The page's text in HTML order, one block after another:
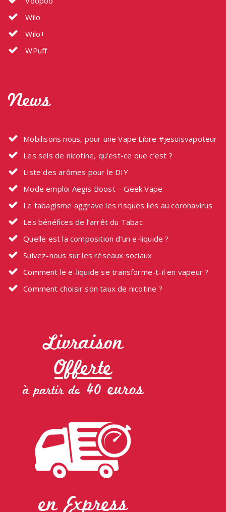
Wilo
Wilo+
WPuff
News
Mobilisons nous, pour une Vape Libre #jesuisvapoteur
Les sels de nicotine, qu’est-ce que c’est ?
Liste des arômes pour le DIY
Mode emploi Aegis Boost – Geek Vape
Le tabagisme aggrave les risques liés au coronavirus
Les bénéfices de l’arrêt du Tabac
Quelle est la composition d’un e-liquide ?
Suivez-nous sur les réseaux sociaux
Comment le e-liquide se transforme-t-il en vapeur ?
Comment choisir son taux de nicotine ?